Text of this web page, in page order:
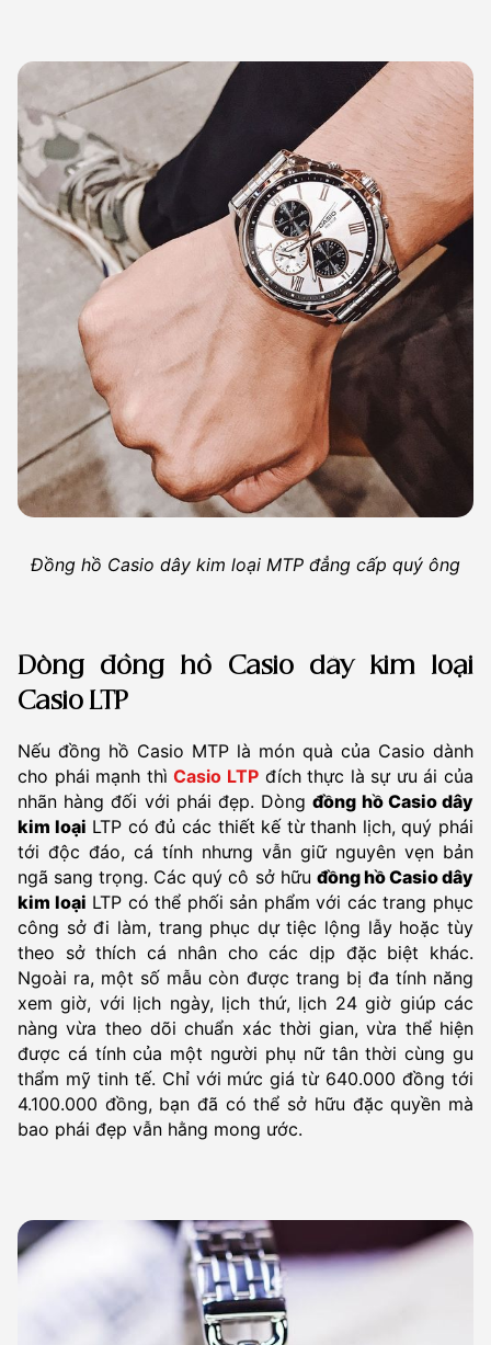
Đồng hồ Casio dây kim loại MTP đẳng cấp quý ông
Dòng đồng hồ Casio dây kim loại
Casio LTP
Nếu đồng hồ Casio MTP là món quà của Casio dành
cho phái mạnh thìCasio LTPđích thực là sự ưu ái của
nhãn hàng đối với phái đẹp. Dòngđồng hồ Casio dây
kim loại LTP có đủ các thiết kế từ thanh lịch, quý phái
tới độc đáo, cá tính nhưng vẫn giữ nguyên vẹn bản
ngã sang trọng. Các quý cô sở hữu đồng hồ Casio dây
kim loại LTP có thể phối sản phẩm với các trang phục
công sở đi làm, trang phục dự tiệc lộng lẫy hoặc tùy
theo sở thích cá nhân cho các dịp đặc biệt khác.
Ngoài ra, một số mẫu còn được trang bị đa tính năng
xem giờ, với lịch ngày, lịch thứ, lịch 24 giờ giúp các
nàng vừa theo dõi chuẩn xác thời gian, vừa thể hiện
được cá tính của một người phụ nữ tân thời cùng gu
thẩm mỹ tinh tế. Chỉ với mức giá từ 640.000 đồng tới
4.100.000 đồng, bạn đã có thể sở hữu đặc quyền mà
bao phái đẹp vẫn hằng mong ước.